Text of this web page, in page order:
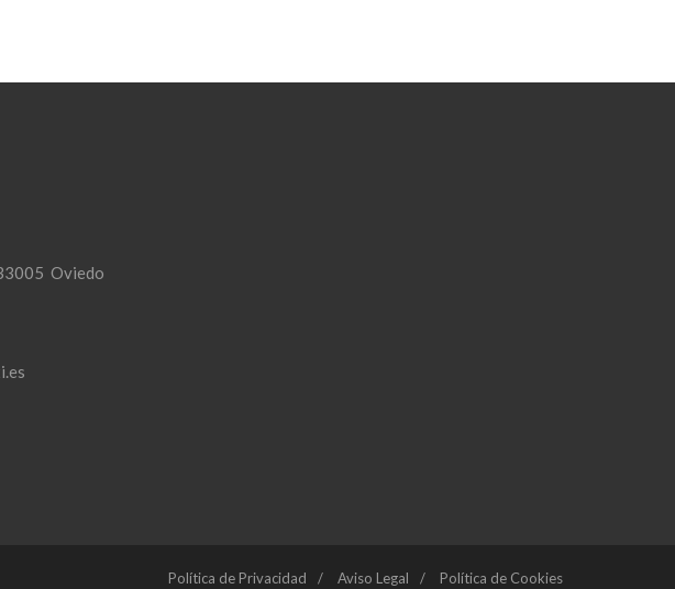
Oviedo
Política de Privacidad Aviso Legal Política de Cookies